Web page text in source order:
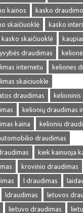
kainos
kasko
skaičiuoklė
kasko
kasko skaičiuoklė
draudimas
internetu
keliones
skaiciuokle
draudimas
kelioninis
kelionių draudimas
kaina
kelioniu
draudimas
kiek kainuoja
krovinio draudimas
l draudimas
ldraudimas
letuvos
lietuvo draudimas